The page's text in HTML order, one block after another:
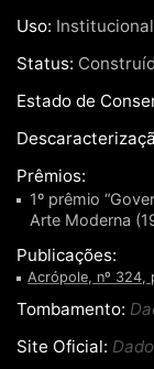
Uso: Institucional
Status:
Estado de
Prêmios:
1º prêmio
Arte Moderna
Publicações:
Acrópole, nº 324,
Tombamento:
Site Oficial: